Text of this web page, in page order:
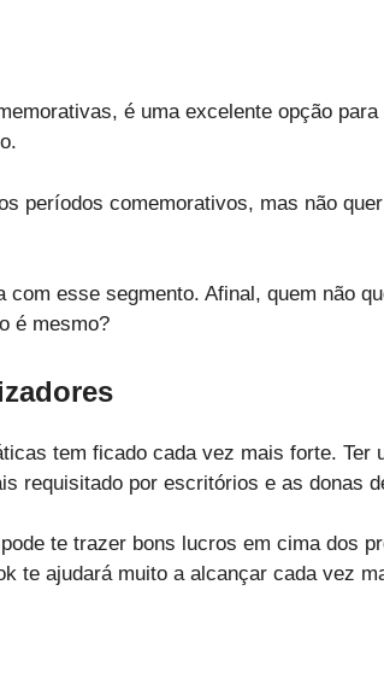
é uma excelente opção
períodos comemorativos, mas não
com esse segmento. Afinal, quem não
é mesmo?
tem ficado cada vez mais forte. Ter
requisitado por escritórios e as donas
te trazer bons lucros em cima dos
te ajudará muito a alcançar cada vez